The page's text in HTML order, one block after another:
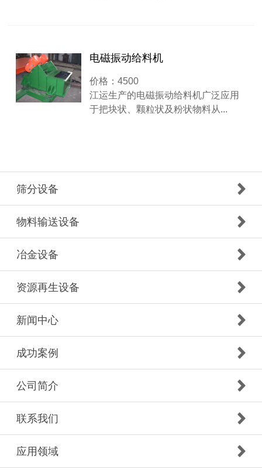
电磁振动给料机
价格：4500
江运生产的电磁振动给料机广泛应用
于把块状、颗粒状及粉状物料从...
筛分设备
物料输送设备
冶金设备
资源再生设备
新闻中心
成功案例
公司简介
联系我们
应用领域